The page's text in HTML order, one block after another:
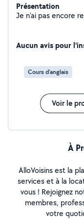
Présentation
Aucun avis pour
Cours d'anglais
Voir le
À
AlloVoisins est la
services et à la
vous ! Rejoignez
membres,
votre